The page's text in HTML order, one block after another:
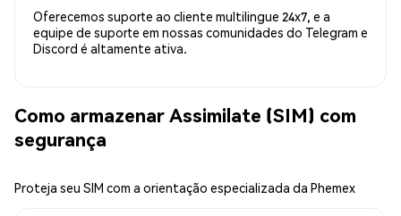
Oferecemos suporte ao cliente multilingue 24x7, e a
equipe de suporte em nossas comunidades do Telegram e
Discord é altamente ativa.
Como armazenar Assimilate (SIM) com
segurança
Proteja seu SIM com a orientação especializada da Phemex